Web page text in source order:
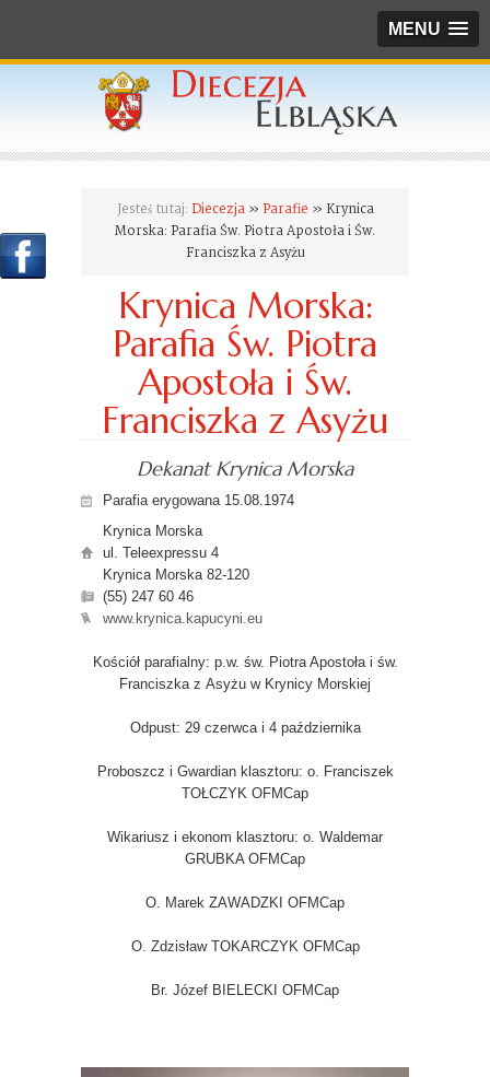
MENU
Jesteś tutaj: Diecezja» Parafie » Krynica
Morska: Parafia Św. Piotra Apostoła i Św.
Franciszka z Asyżu
Krynica Morska:
Parafia Św. Piotra
Apostoła i Św.
Franciszka z Asyżu
Dekanat Krynica Morska
Parafia erygowana 15.08.1974
Krynica Morska
ul. Teleexpressu 4
Krynica Morska 82-120
(55) 247 60 46
www.krynica.kapucyni.eu
Kościół parafialny: p.w. św. Piotra Apostoła i św.
Franciszka z Asyżu w Krynicy Morskiej
Odpust: 29 czerwca i 4 października
Proboszcz i Gwardian klasztoru: o. Franciszek
TOŁCZYK OFMCap
Wikariusz i ekonom klasztoru: o. Waldemar
GRUBKA OFMCap
O. Marek ZAWADZKI OFMCap
O. Zdzisław TOKARCZYK OFMCap
Br. Józef BIELECKI OFMCap